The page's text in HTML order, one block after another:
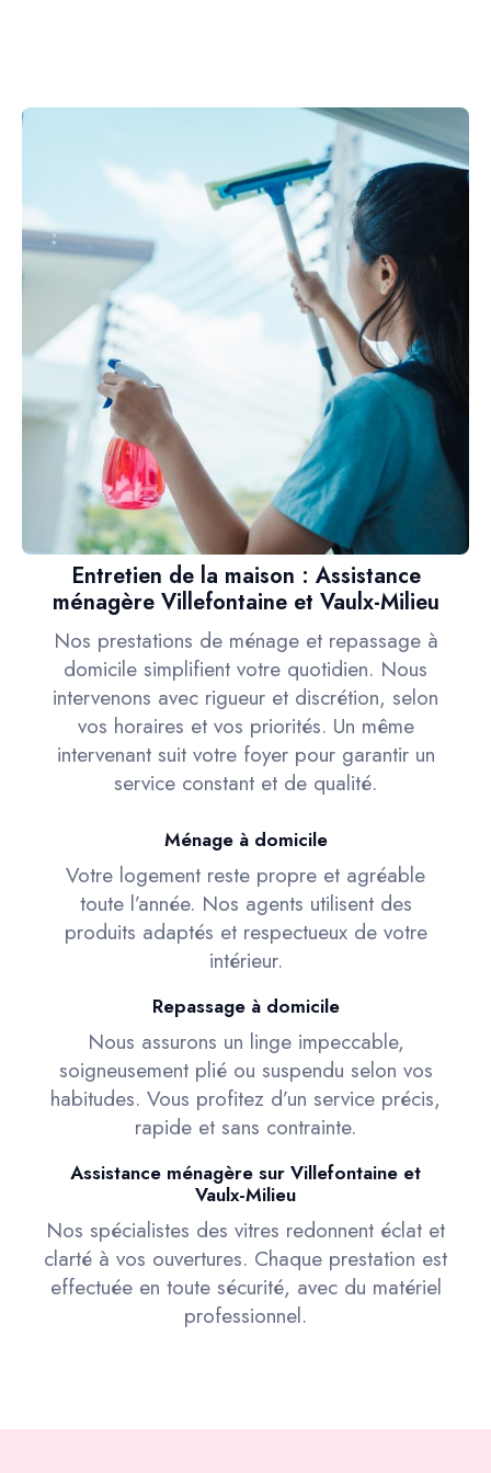
Entretien de la maison : Assistance
ménagère Villefontaine et Vaulx-Milieu
Nos prestations de ménage et repassage à
domicile simplifient votre quotidien. Nous
intervenons avec rigueur et discrétion, selon
vos horaires et vos priorités. Un même
intervenant suit votre foyer pour garantir un
service constant et de qualité.
Ménage à domicile
Votre logement reste propre et agréable
toute l’année. Nos agents utilisent des
produits adaptés et respectueux de votre
intérieur.
Repassage à domicile
Nous assurons un linge impeccable,
soigneusement plié ou suspendu selon vos
habitudes. Vous profitez d’un service précis,
rapide et sans contrainte.
Assistance ménagère sur Villefontaine et
Vaulx-Milieu
Nos spécialistes des vitres redonnent éclat et
clarté à vos ouvertures. Chaque prestation est
effectuée en toute sécurité, avec du matériel
professionnel.